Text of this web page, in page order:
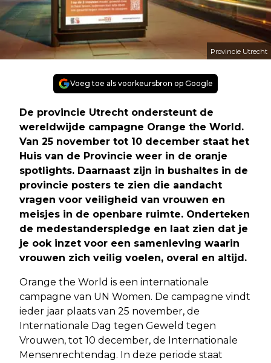
Provincie Utrecht
Voeg toe als voorkeursbron op Google
De provincie Utrecht ondersteunt de
wereldwijde campagne Orange the World.
Van 25 november tot 10 december staat het
Huis van de Provincie weer in de oranje
spotlights. Daarnaast zijn in bushaltes in de
provincie posters te zien die aandacht
vragen voor veiligheid van vrouwen en
meisjes in de openbare ruimte. Onderteken
de medestanderspledge en laat zien dat je
je ook inzet voor een samenleving waarin
vrouwen zich veilig voelen, overal en altijd.
Orange the World is een internationale
campagne van UN Women. De campagne vindt
ieder jaar plaats van 25 november, de
Internationale Dag tegen Geweld tegen
Vrouwen, tot 10 december, de Internationale
Mensenrechtendag. In deze periode staat